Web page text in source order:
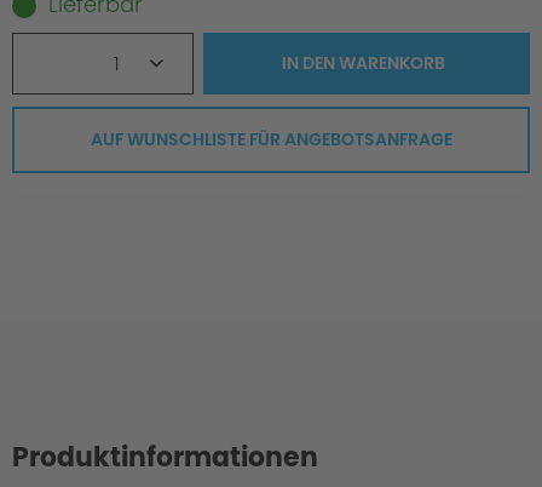
1 IN DENWARENKORB
AUF WUNSCHLISTE FÜR ANGEBOTSANFRAGE
Produktinformationen